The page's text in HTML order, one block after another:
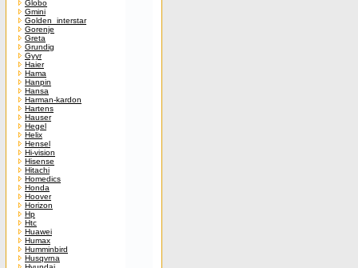
Globo
Gmini
Golden_interstar
Gorenje
Greta
Grundig
Gyyr
Haier
Hama
Hanpin
Hansa
Harman-kardon
Hartens
Hauser
Hegel
Helix
Hensel
Hi-vision
Hisense
Hitachi
Homedics
Honda
Hoover
Horizon
Hp
Htc
Huawei
Humax
Humminbird
Husqvrna